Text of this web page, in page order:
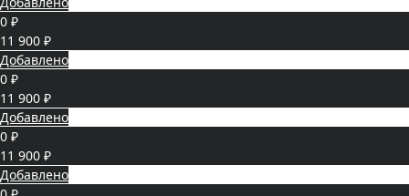
0 ₽
11 900 ₽
Добавлено
0 ₽
11 900 ₽
Добавлено
0 ₽
11 900 ₽
Добавлено